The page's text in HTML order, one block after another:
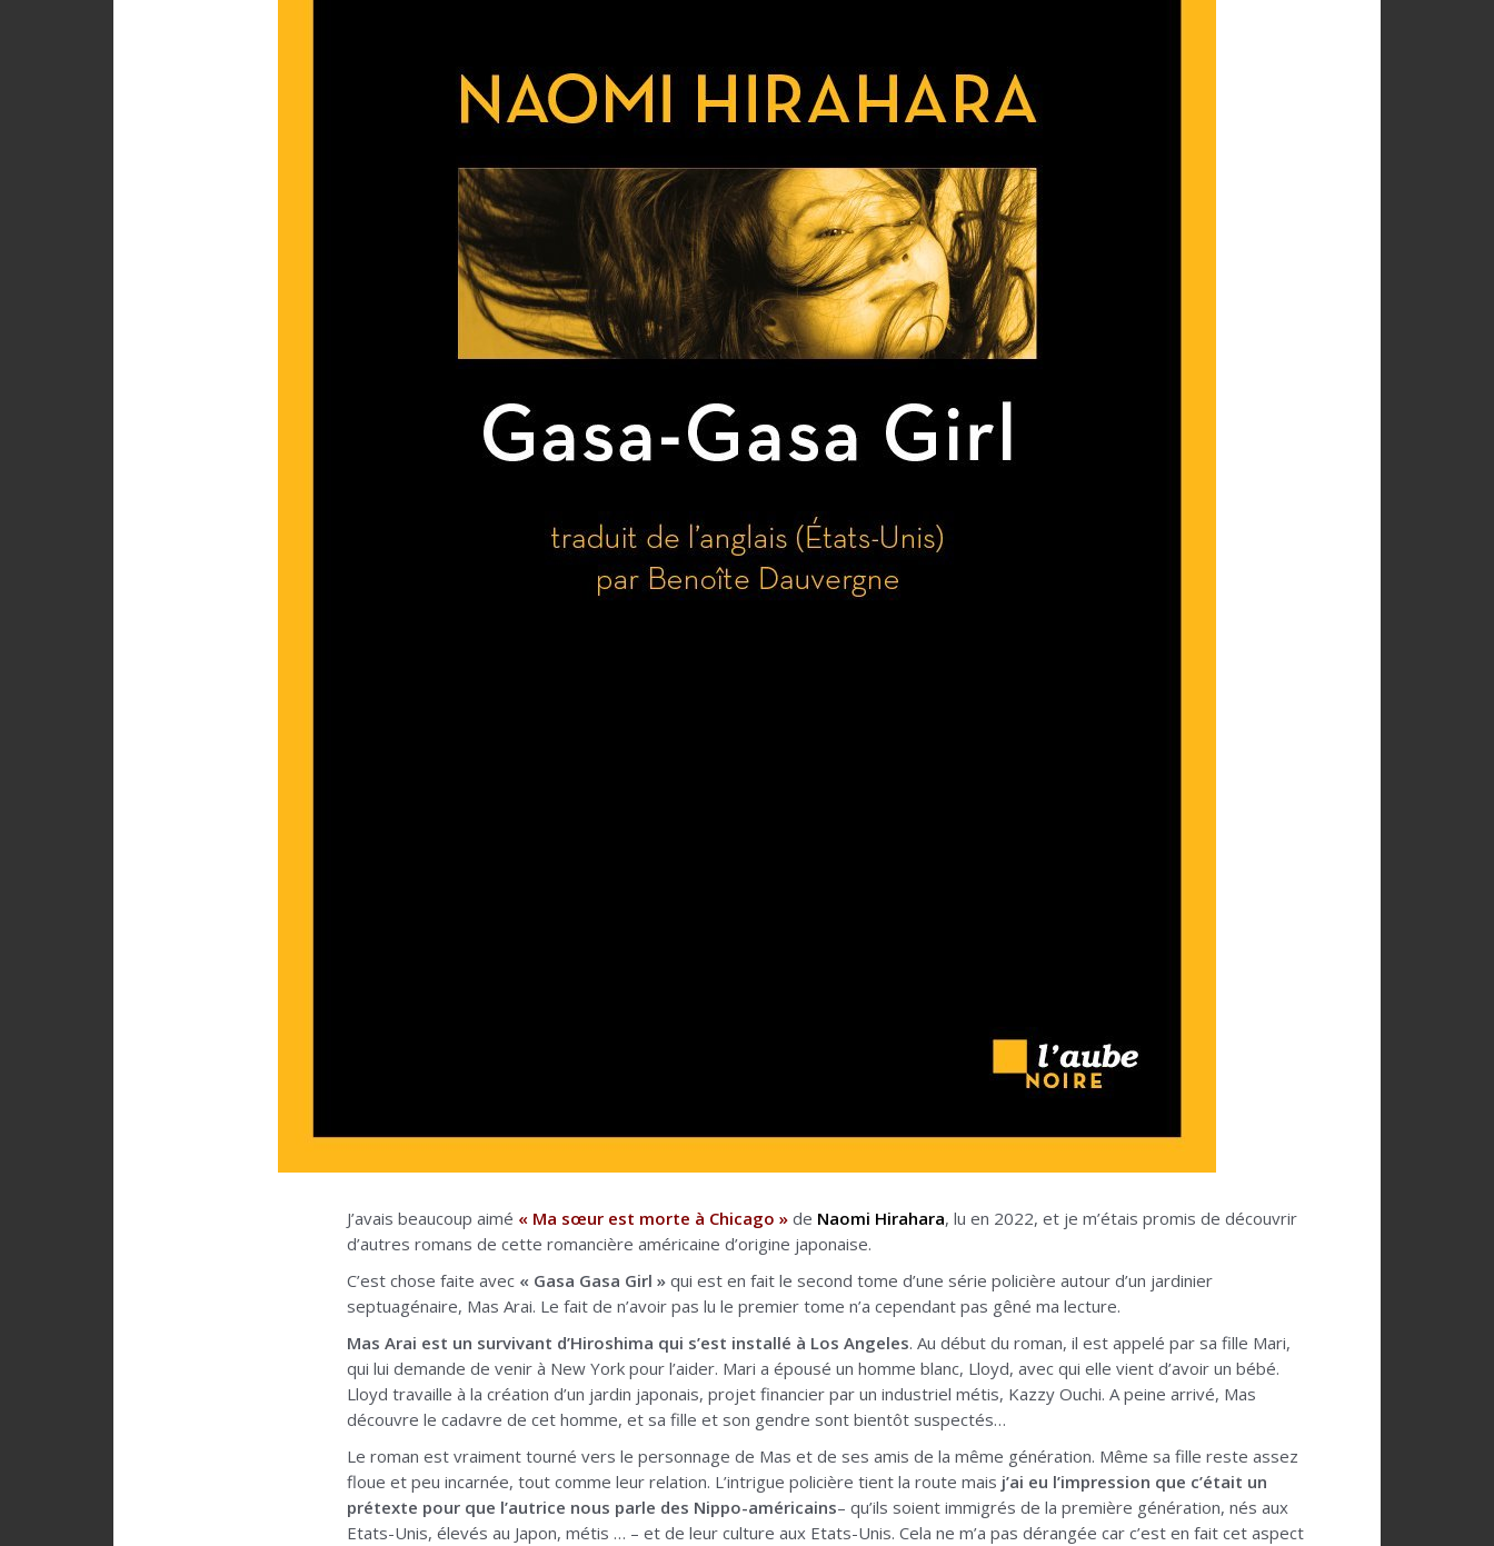
J’avais beaucoup aimé « Ma sœur est morte à Chicago » de Naomi Hirahara, lu en 2022, et je m’étais promis de découvrir
d’autres romans de cette romancière américaine d’origine japonaise.
C’est chose faite avec « Gasa Gasa Girl » qui est en fait le second tome d’une série policière autour d’un jardinier
septuagénaire, Mas Arai. Le fait de n’avoir pas lu le premier tome n’a cependant pas gêné ma lecture.
Mas Arai est un survivant d’Hiroshima qui s’est installé à Los Angeles. Au début du roman, il est appelé par sa fille Mari,
qui lui demande de venir à New York pour l’aider. Mari a épousé un homme blanc, Lloyd, avec qui elle vient d’avoir un bébé.
Lloyd travaille à la création d’un jardin japonais, projet financier par un industriel métis, Kazzy Ouchi. A peine arrivé, Mas
découvre le cadavre de cet homme, et sa fille et son gendre sont bientôt suspectés…
Le roman est vraiment tourné vers le personnage de Mas et de ses amis de la même génération. Même sa fille reste assez
floue et peu incarnée, tout comme leur relation. L’intrigue policière tient la route mais j’ai eu l’impression que c’était un
prétexte pour que l’autrice nous parle des Nippo-américains– qu’ils soient immigrés de la première génération, nés aux
Etats-Unis, élevés au Japon, métis … – et de leur culture aux Etats-Unis. Cela ne m’a pas dérangée car c’est en fait cet aspect